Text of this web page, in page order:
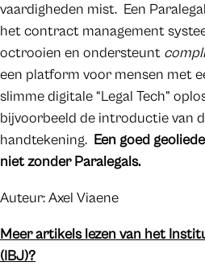
vaardigheden mist. Een
het contract management
octrooien en ondersteunt
een platform voor mensen met
slimme digitale “Legal Tech”
bijvoorbeeld de introductie van
handtekening. Een goed
niet zonder Paralegals.
Auteur: Axel Viaene
Meer artikels lezen van het
(IBJ)?